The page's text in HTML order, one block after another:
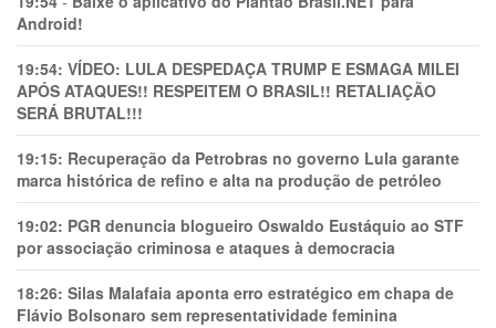
Android!
19:54: VÍDEO: LULA DESPEDAÇA TRUMP E ESMAGA MILEI
APÓS ATAQUES!! RESPEITEM O BRASIL!! RETALIAÇÃO
SERÁ BRUTAL!!!
19:15: Recuperação da Petrobras no governo Lula garante
marca histórica de refino e alta na produção de petróleo
19:02: PGR denuncia blogueiro Oswaldo Eustáquio ao STF
por associação criminosa e ataques à democracia
18:26: Silas Malafaia aponta erro estratégico em chapa de
Flávio Bolsonaro sem representatividade feminina